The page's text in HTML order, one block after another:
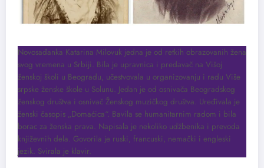
Novosađanka Katarina Milovuk jedna je od retkih obrazovanih žena
svog vremena u Srbiji. Bila je upravnica i predavač na Višoj
ženskoj školi u Beogradu, učestvovala u organizovanju i radu Više
srpske ženske škole u Solunu. Jedan je od osnivača Beogradskog
ženskog društva i osnivač Ženskog muzičkog društva. Uređivala je
ženski časopis „Domaćica“. Bavila se humanitarnim radom i bila
borac za ženska prava. Napisala je nekoliko udžbenika i prevoda
književnih dela. Govorila je ruski, francuski, nemački i engleski
jezik. Svirala je klavir.